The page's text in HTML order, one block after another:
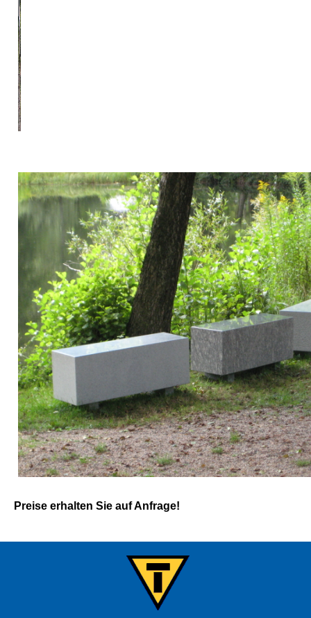
Preise erhalten Sie auf Anfrage!